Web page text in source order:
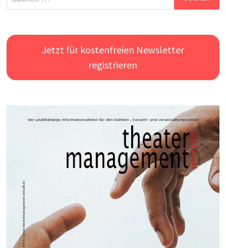
nach:
Jetzt für kostenfreien Newsletter
registrieren